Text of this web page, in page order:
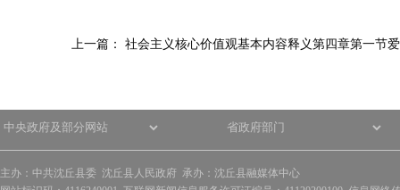
上一篇： 社会主义核心价值观基本内容释义第四章第一节
主办：中共沈丘县委 沈丘县人民政府 承办：沈丘县融媒体中心